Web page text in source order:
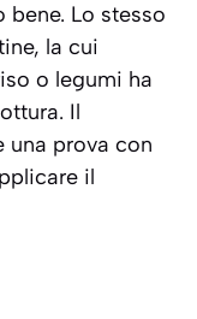
Lo stesso
la cui
o legumi ha
Il
una prova con
il